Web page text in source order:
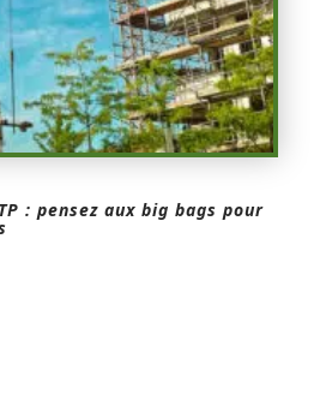
: pensez aux big bags pour